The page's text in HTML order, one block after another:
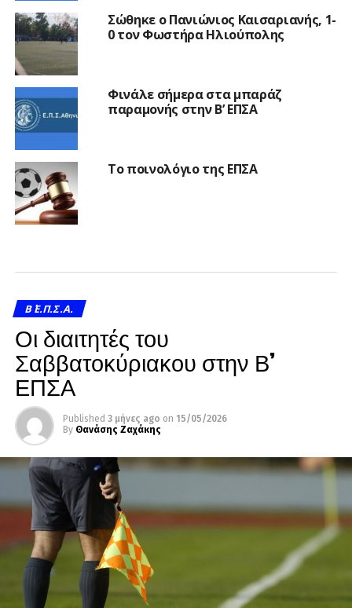
Σώθηκε ο Πανιώνιος Καισαριανής, 1-
0 τον Φωστήρα Ηλιούπολης
Φινάλε σήμερα στα μπαράζ
παραμονής στην Β’ ΕΠΣΑ
Το ποινολόγιο της ΕΠΣΑ
Β΄ Ε.Π.Σ.Α.
Οι διαιτητές του
Σαββατοκύριακου στην Β’
ΕΠΣΑ
Published 3 μήνες ago on 15/05/2026
By Θανάσης Ζαχάκης